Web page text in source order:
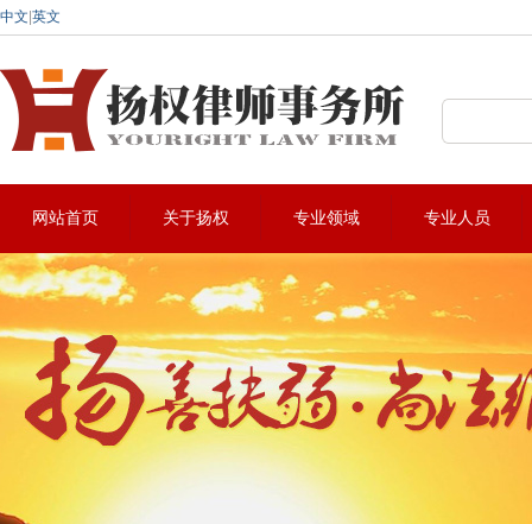
中文 英文
深圳法律咨询热线:0755-22912883
网站首页 关于扬权 专业领域 专业人员